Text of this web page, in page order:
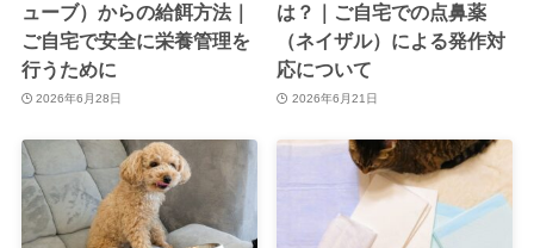
ューブ）からの給餌方法｜
ご自宅で安全に栄養管理を
行うために
2026年6月28日
は？｜ご自宅での点鼻薬
（ネイザル）による発作対
応について
2026年6月21日